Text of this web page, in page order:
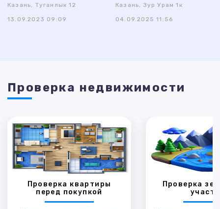
Казань, Туганлык 12
13.09.2023 09:09
Казань, Зур Урам 1к
04.09.2025 11:56
Проверка недвижимости
Проверка квартиры
перед покупкой
Проверка